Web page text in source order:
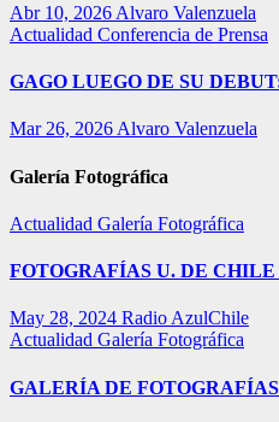
Abr 10, 2026 Alvaro Valenzuela
Actualidad Conferencia de Prensa
GAGO LUEGO DE SU
Mar 26, 2026 Alvaro Valenzuela
Galería Fotográfica
Actualidad Galería Fotográfica
FOTOGRAFÍAS U. DE
May 28, 2024 Radio AzulChile
Actualidad Galería Fotográfica
GALERÍA DE